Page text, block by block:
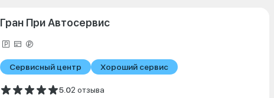
Гран При Автосервис
Сервисный центр Хороший сервис
5.02 отзыва